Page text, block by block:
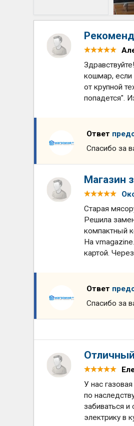
кошмар, если
от крупной
попадется".
Ответ
Спасибо за
Магазин
Старая
Решила
компактный
На
картой.
Ответ
Спасибо за
У нас
по
забиваться
электрику в